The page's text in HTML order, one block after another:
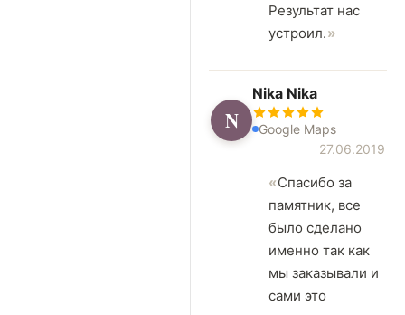
Результат нас
устроил.
N
Nika Nika
Google Maps
27.06.2019
Спасибо за
памятник, все
было сделано
именно так как
мы заказывали и
сами это